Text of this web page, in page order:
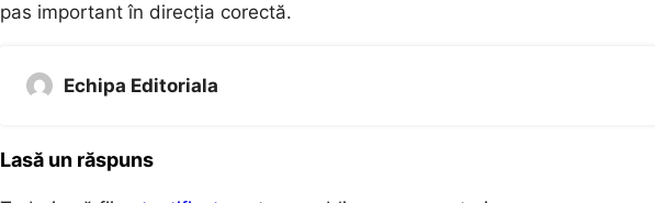
pas important în direcția corectă.
Echipa Editoriala
Lasă un răspuns